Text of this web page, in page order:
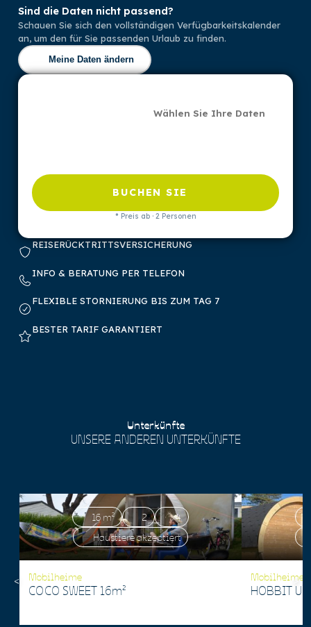
Sind die Daten nicht passend?
Schauen Sie sich den vollständigen Verfügbarkeitskalender
an, um den für Sie passenden Urlaub zu finden.
Meine Daten ändern
BUCHEN SIE
* Preis ab · 2 Personen
REISERÜCKTRITTSVERSICHERUNG
INFO & BERATUNG PER TELEFON
FLEXIBLE STORNIERUNG BIS ZUM TAG 7
BESTER TARIF GARANTIERT
Unterkünfte
UNSERE ANDEREN UNTERKÜNFTE
16 m² 2
4
Haustiere akzeptiert
Mobilheime
COCO SWEET 16m²
Mobilheime
HOBBIT